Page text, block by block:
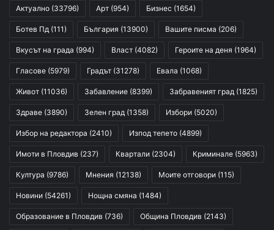
Актуално (33796) Арт (954) Бизнес (1654)
Ботев Пд (111) България (13900) Вашите писма (206)
Вкусът на града (994) Власт (4082) Героите на деня (1964)
Гласове (5979) Градът (31278) Евала (1068)
Живот (11036) Забавление (8399) Забравеният град (1825)
Здраве (3890) Зелен град (1358) Избори (5020)
Избор на редактора (2410) Изпод тепето (4899)
Имоти в Пловдив (237) Квартали (2304) Криминале (5963)
Култура (9786) Мнения (12138) Моите отговори (115)
Новини (54261) Нощна смяна (1484)
Образование в Пловдив (736) Община Пловдив (2143)